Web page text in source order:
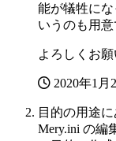
能が犠牲に
いうのも用
よろしくお願
2020年1月
目的の用途
Mery.ini の編